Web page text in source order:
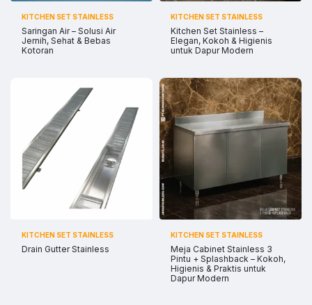
KITCHEN SET STAINLESS
Saringan Air – Solusi Air
Jernih, Sehat & Bebas
Kotoran
KITCHEN SET STAINLESS
Kitchen Set Stainless –
Elegan, Kokoh & Higienis
untuk Dapur Modern
KITCHEN SET STAINLESS
Drain Gutter Stainless
KITCHEN SET STAINLESS
Meja Cabinet Stainless 3
Pintu + Splashback – Kokoh,
Higienis & Praktis untuk
Dapur Modern